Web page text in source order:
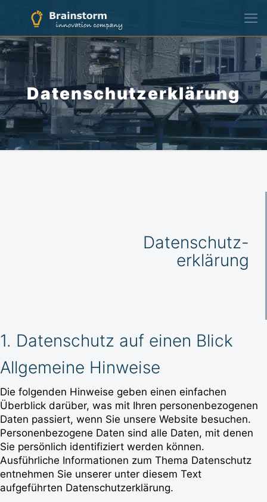
Datenschutzerklärung
Datenschutz-
erklärung
1. Datenschutz auf einen Blick
Allgemeine Hinweise
Die folgenden Hinweise geben einen einfachen
Überblick darüber, was mit Ihren personenbezogenen
Daten passiert, wenn Sie unsere Website besuchen.
Personenbezogene Daten sind alle Daten, mit denen
Sie persönlich identifiziert werden können.
Ausführliche Informationen zum Thema Datenschutz
entnehmen Sie unserer unter diesem Text
aufgeführten Datenschutzerklärung.